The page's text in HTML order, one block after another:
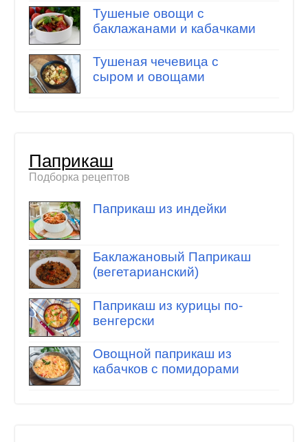
Тушеные овощи с
баклажанами и кабачками
Тушеная чечевица с
сыром и овощами
Паприкаш
Подборка рецептов
Паприкаш из индейки
Баклажановый Паприкаш
(вегетарианский)
Паприкаш из курицы по-
венгерски
Овощной паприкаш из
кабачков с помидорами